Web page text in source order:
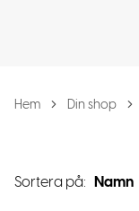
Hem Din shop
Sortera på: Namn